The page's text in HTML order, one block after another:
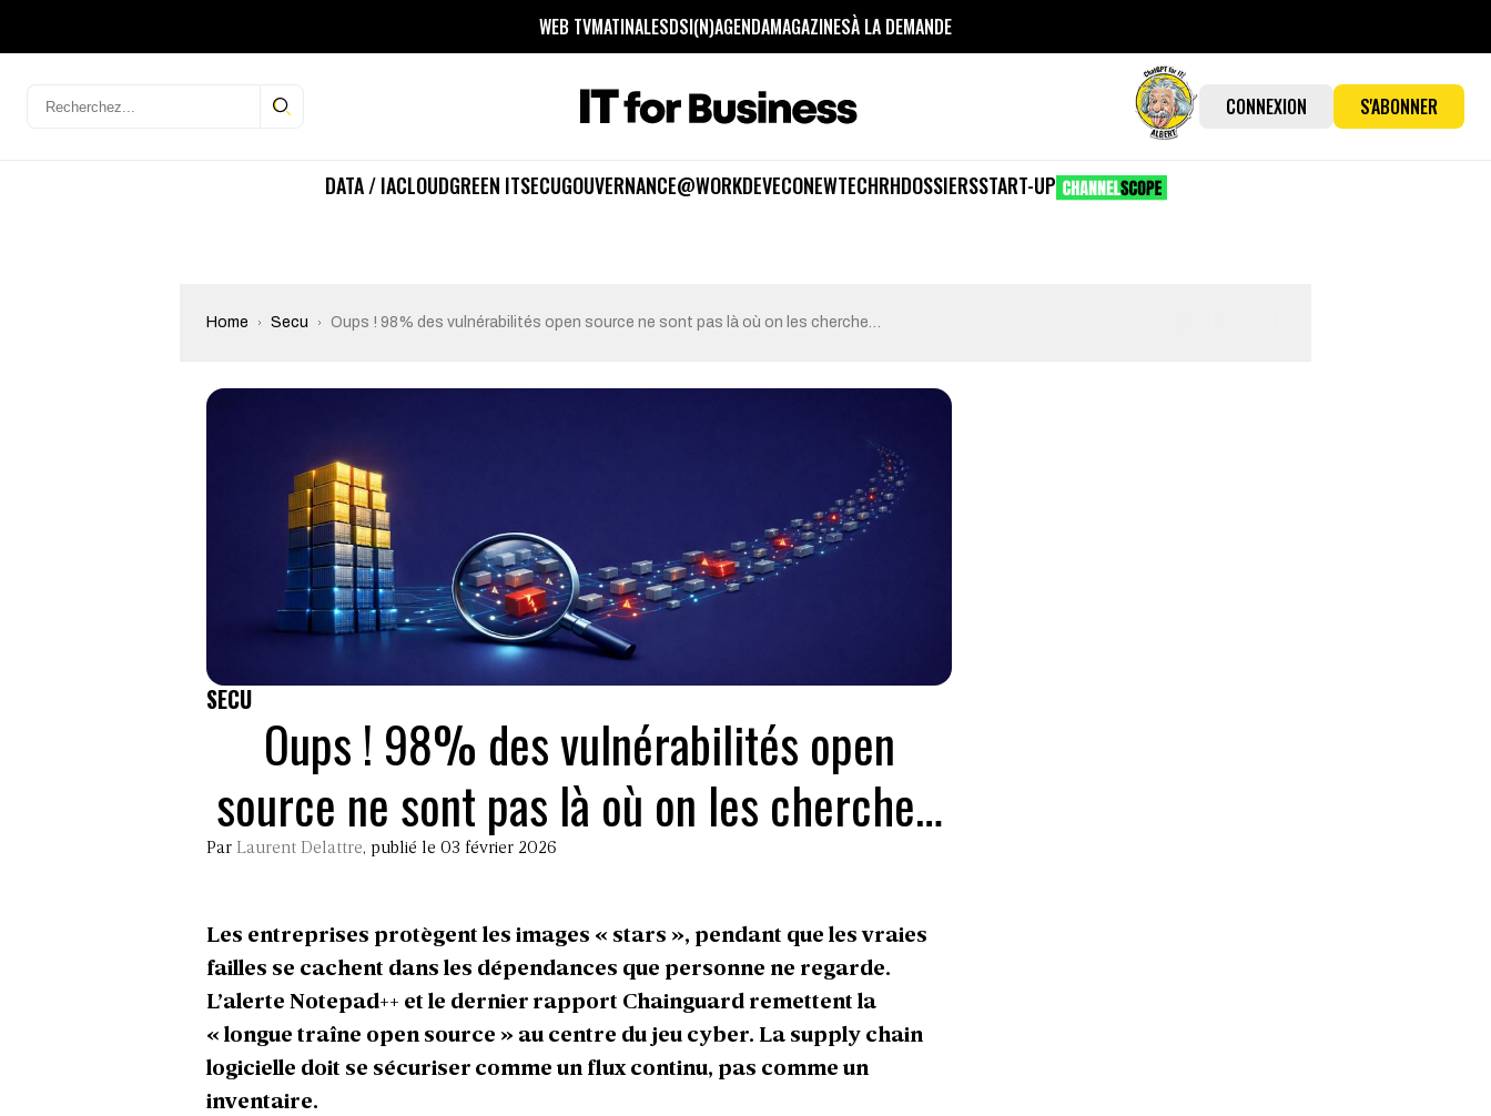
WEB TVMATINALESDSI(N)AGENDAMAGAZINESÀ LA DEMANDE
CONNEXION S'ABONNER
DATA / IACLOUDGREEN ITSECUGOUVERNANCE@WORKDEVECONEWTECHRHDOSSIERSSTART-UP
Home Secu Oups ! 98% des vulnérabilités open source ne sont pas là où on les cherche…
SECU
Oups ! 98% des vulnérabilités open
source ne sont pas là où on les cherche…
Par Laurent Delattre, publié le 03 février 2026
Les entreprises protègent les images « stars », pendant que les vraies
failles se cachent dans les dépendances que personne ne regarde.
L’alerte Notepad++ et le dernier rapport Chainguard remettent la
« longue traîne open source » au centre du jeu cyber. La supply chain
logicielle doit se sécuriser comme un flux continu, pas comme un
inventaire.